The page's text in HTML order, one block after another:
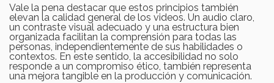
Vale la pena destacar que estos principios también
elevan la calidad general de los videos. Un audio claro,
un contraste visual adecuado y una estructura bien
organizada facilitan la comprensión para todas las
personas, independientemente de sus habilidades o
contextos. En este sentido, la accesibilidad no solo
responde a un compromiso ético, también representa
una mejora tangible en la producción y comunicación.